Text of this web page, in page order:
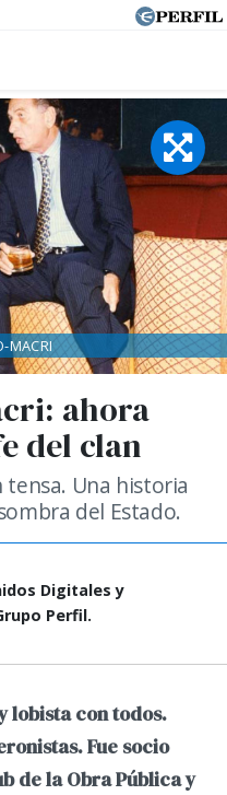
ahora
del clan
Una historia
del Estado.
Digitales y
Perfil.
MACRI
lobista con todos.
Fue socio
de la Obra Pública y